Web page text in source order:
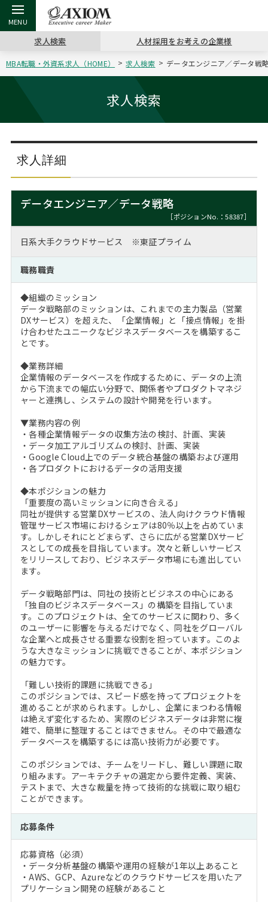
戻る
アクシアムの特長
戻る
コンサ
サービス案内
戻る
キャリ
コンサルタントの紹介
戻る
キャリア支援 TOP
キャリアデザイン講座
（最新求人市場動向）
戻る
MBAの
おわり
ステージ別アドバイス
MBAの転職事例
MBAからのFAQ
MBA留学生数の推移
戻る
日本か
MBAを生かす求人特集
年齢と年収の相関図
戻る
転職ツール TOP
英文レジュメの書き方
戻る
パワー
職務経歴書の書き方
外資系／面接攻略のコツ
戻る
転職コラム TOP
“展”職相談室
転職市場の明日をよめ
キャリアに効く一冊
注目企業インタビュー
戻る
イベント・セミナー TOP
ジョブフェア
キャリアデザインセミナー
プロ経営者の特別セミナー
Career Talk Live
MBA NETWORKING
戻る
会社概要 TOP
沿革
主なクライアント
パブリシティ
ニュースリリース
求人検索 人材採用をお考えの企業様
MBA転職・外資系求人（HOME） 求人検索 データエンジニア／データ
求人検索
求人詳細
データエンジニア／データ戦略
［ポジションNo.：58387］
日系大手クラウドサービス ※東証プライム
職務職責
◆組織のミッション
データ戦略部のミッションは、これまでの主力製品（営業
DXサービス）を超えた、「企業情報」と「接点情報」を掛
け合わせたユニークなビジネスデータベースを構築するこ
とです。
◆業務詳細
企業情報のデータベースを作成するために、データの上流
から下流までの幅広い分野で、関係者やプロダクトマネジ
ャーと連携し、システムの設計や開発を行います。
▼業務内容の例
・各種企業情報データの収集方法の検討、計画、実装
・データ加工アルゴリズムの検討、計画、実装
・Google Cloud上でのデータ統合基盤の構築および運用
・各プロダクトにおけるデータの活用支援
◆本ポジションの魅力
「重要度の高いミッションに向き合える」
同社が提供する営業DXサービスの、法人向けクラウド情報
管理サービス市場におけるシェアは80％以上を占めていま
す。しかしそれにとどまらず、さらに広がる営業DXサービ
スとしての成長を目指しています。次々と新しいサービス
をリリースしており、ビジネスデータ市場にも進出してい
ます。
データ戦略部門は、同社の技術とビジネスの中心にある
「独自のビジネスデータベース」の構築を目指していま
す。このプロジェクトは、全てのサービスに関わり、多く
のユーザーに影響を与えるだけでなく、同社をグローバル
な企業へと成長させる重要な役割を担っています。このよ
うな大きなミッションに挑戦できることが、本ポジション
の魅力です。
「難しい技術的課題に挑戦できる」
このポジションでは、スピード感を持ってプロジェクトを
進めることが求められます。しかし、企業にまつわる情報
は絶えず変化するため、実際のビジネスデータは非常に複
雑で、簡単に整理することはできません。その中で最適な
データベースを構築するには高い技術力が必要です。
このポジションでは、チームをリードし、難しい課題に取
り組みます。アーキテクチャの選定から要件定義、実装、
テストまで、大きな裁量を持って技術的な挑戦に取り組む
ことができます。
応募条件
応募資格（必須）
・データ分析基盤の構築や運用の経験が1年以上あること
・AWS、GCP、Azureなどのクラウドサービスを用いたア
プリケーション開発の経験があること